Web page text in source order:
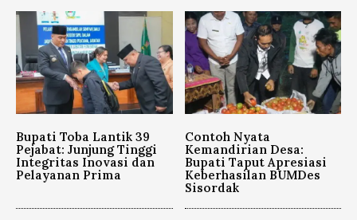
Bupati Toba Lantik 39
Pejabat: Junjung Tinggi
Integritas Inovasi dan
Pelayanan Prima
Contoh Nyata
Kemandirian Desa:
Bupati Taput Apresiasi
Keberhasilan BUMDes
Sisordak